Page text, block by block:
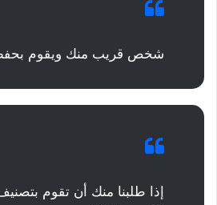
شخص قريب منك ويقوم
إذا طلبنا منك أن تقوم